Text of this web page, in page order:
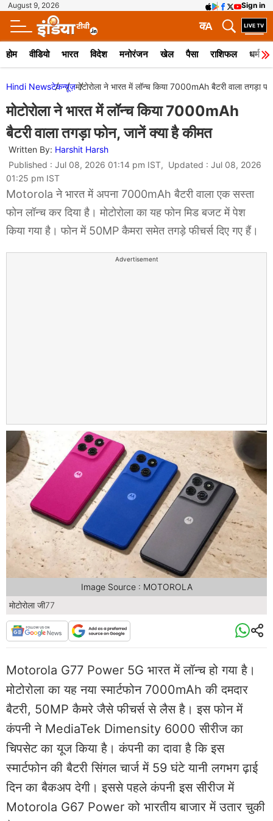
August 9, 2026 Sign in
A
क
होम वीडियो भारत विदेश मनोरंजन खेल पैसा राशिफल धर्म
Hindi Newsटेकन्यूज़मोटोरोला ने भारत में लॉन्च किया 7000mAh बैटरी वाला तगड़ा
मोटोरोला ने भारत में लॉन्च किया 7000mAh
बैटरी वाला तगड़ा फोन, जानें क्या है कीमत
Written By: Harshit Harsh
Published : Jul 08, 2026 01:14 pm IST, Updated : Jul 08, 2026
01:25 pm IST
Motorola ने भारत में अपना 7000mAh बैटरी वाला एक सस्ता
फोन लॉन्च कर दिया है। मोटोरोला का यह फोन मिड बजट में पेश
किया गया है। फोन में 50MP कैमरा समेत तगड़े फीचर्स दिए गए हैं।
Advertisement
मोटोरोला जी77
Image Source : MOTOROLA
Motorola G77 Power 5G भारत में लॉन्च हो गया है।
मोटोरोला का यह नया स्मार्टफोन 7000mAh की दमदार
बैटरी, 50MP कैमरे जैसे फीचर्स से लैस है। इस फोन में
कंपनी ने MediaTek Dimensity 6000 सीरीज का
चिपसेट का यूज किया है। कंपनी का दावा है कि इस
स्मार्टफोन की बैटरी सिंगल चार्ज में 59 घंटे यानी लगभग ढ़ाई
दिन का बैकअप देगी। इससे पहले कंपनी इस सीरीज में
Motorola G67 Power को भारतीय बाजार में उतार चुकी